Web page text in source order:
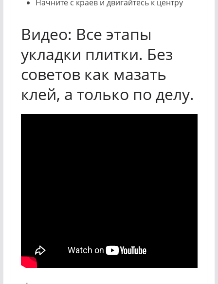
Начните с краев и двигайтесь к центру
Видео: Все этапы
укладки плитки. Без
советов как мазать
клей, а только по делу.